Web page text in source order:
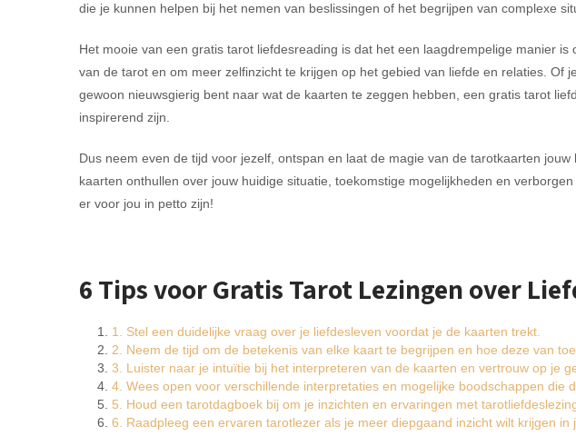
die je kunnen helpen bij het nemen van beslissingen of het begrijpen van complexe
Het mooie van een gratis tarot liefdesreading is dat het een laagdrempelige manier is
van de tarot en om meer zelfinzicht te krijgen op het gebied van liefde en relaties. Of
gewoon nieuwsgierig bent naar wat de kaarten te zeggen hebben, een gratis tarot
inspirerend zijn.
Dus neem even de tijd voor jezelf, ontspan en laat de magie van de tarotkaarten
kaarten onthullen over jouw huidige situatie, toekomstige mogelijkheden en
er voor jou in petto zijn!
6 Tips voor Gratis Tarot Lezingen over
1. Stel een duidelijke vraag over je liefdesleven voordat je de kaarten trekt.
2. Neem de tijd om de betekenis van elke kaart te begrijpen en hoe deze van
3. Luister naar je intuïtie bij het interpreteren van de kaarten en vertrouw op je
4. Wees open voor verschillende interpretaties en mogelijke boodschappen die
5. Houd een tarotdagboek bij om je inzichten en ervaringen met
6. Raadpleeg een ervaren tarotlezer als je meer diepgaand inzicht wilt krijgen in